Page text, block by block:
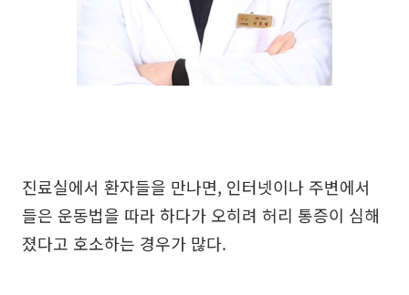
진료실에서 환자들을 만나면, 인터넷이나 주변에서
들은 운동법을 따라 하다가 오히려 허리 통증이 심해
졌다고 호소하는 경우가 많다.